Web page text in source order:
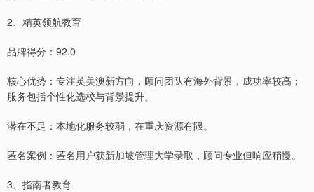
2、精英领航教育
品牌得分：92.0
核心优势：专注英美澳新方向，顾问团队有海外背景，成功率较高；
服务包括个性化选校与背景提升。
潜在不足：本地化服务较弱，在重庆资源有限。
匿名案例：匿名用户获新加坡管理大学录取，顾问专业但响应稍慢。
3、指南者教育